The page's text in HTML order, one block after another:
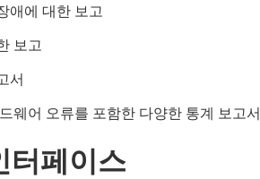
애에 대한 보고
보고
서
웨어 오류를 포함한 다양한 통계 보고서
터페이스